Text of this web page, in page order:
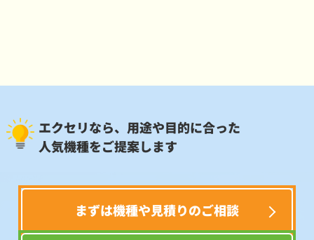
エクセリなら、用途や目的に合った
人気機種をご提案します
まずは機種や見積りのご相談